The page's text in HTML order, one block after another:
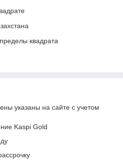
квадрата
указаны на сайте с учетом
Kaspi Gold